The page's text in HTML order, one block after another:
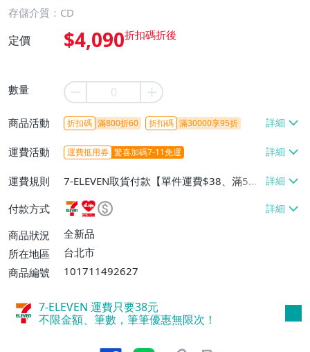
存儲介質：CD
定價 $4,090
數量
商品活動 折扣碼 滿800折60 折扣碼 滿30000享95折
運費活動 運費抵用券 驚喜加碼7-11免運
運費規則
7-ELEVEN取貨付款【單件運費$38、滿5件
或消費滿$1298免運費】、7-ELEVEN取貨
不付款【免運費】、萊爾富取貨付款【單件
運費$60、滿5件或消費滿$1298免運
費】、宅配/貨運【單件運費$120、滿5件
付款方式
商品狀況
全新品
所在地區
台北市
商品編號
101711492627
7-ELEVEN 運費只要38元
不限金額、筆數，筆筆優惠無限次！